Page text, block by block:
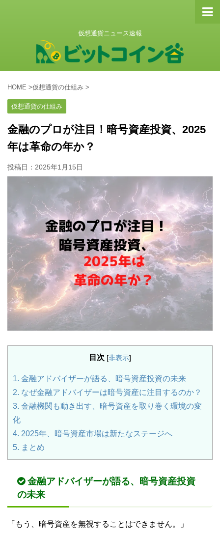
仮想通貨ニュース速報
HOME >仮想通貨の仕組み >
仮想通貨の仕組み
金融のプロが注目！暗号資産投資、2025
年は革命の年か？
投稿日： 2025年1月15日
目次 [非表示]
1. 金融アドバイザーが語る、暗号資産投資の未来
2. なぜ金融アドバイザーは暗号資産に注目するのか？
3. 金融機関も動き出す、暗号資産を取り巻く環境の変
化
4. 2025年、暗号資産市場は新たなステージへ
5. まとめ
金融アドバイザーが語る、暗号資産投資
の未来
「もう、暗号資産を無視することはできません。」